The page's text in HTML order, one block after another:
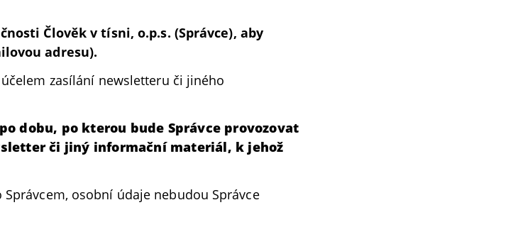
Člověk v tísni, o.p.s. (Správce), aby
adresu).
zasílání newsletteru či jiného
po dobu, po kterou bude Správce provozovat
či jiný informační materiál, k jehož
osobní údaje nebudou Správce